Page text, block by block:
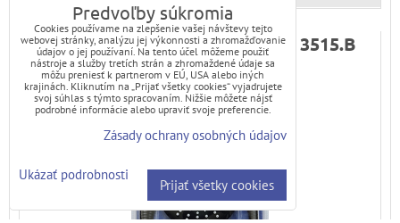
Sprchová súprava BLACK MATT 3515.B
sprchová súprava Black MATT
Predvoľby súkromia
Cookies používame na zlepšenie vašej návštevy tejto
webovej stránky, analýzu jej výkonnosti a zhromažďovanie
údajov o jej používaní. Na tento účel môžeme použiť
nástroje a služby tretích strán a zhromaždené údaje sa
môžu preniesť k partnerom v EÚ, USA alebo iných
krajinách. Kliknutím na „Prijať všetky cookies“ vyjadrujete
svoj súhlas s týmto spracovaním. Nižšie môžete nájsť
podrobné informácie alebo upraviť svoje preferencie.
Zásady ochrany osobných údajov
Ukázať podrobnosti
Prijať všetky cookies